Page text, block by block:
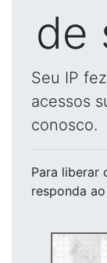
de
Seu IP
acessos
conosco.
Para liberar
responda